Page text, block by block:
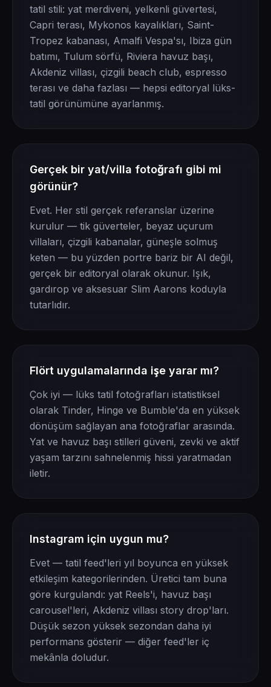
tatil stili: yat merdiveni, yelkenli güvertesi,
Capri terası, Mykonos kayalıkları, Saint-
Tropez kabanası, Amalfi Vespa'sı, Ibiza gün
batımı, Tulum sörfü, Riviera havuz başı,
Akdeniz villası, çizgili beach club, espresso
terası ve daha fazlası — hepsi editoryal lüks-
tatil görünümüne ayarlanmış.
Gerçek bir yat/villa fotoğrafı gibi mi
görünür?
Evet. Her stil gerçek referanslar üzerine
kurulur — tik güverteler, beyaz uçurum
villaları, çizgili kabanalar, güneşle solmuş
keten — bu yüzden portre bariz bir AI değil,
gerçek bir editoryal olarak okunur. Işık,
gardırop ve aksesuar Slim Aarons koduyla
tutarlıdır.
Flört uygulamalarında işe yarar mı?
Çok iyi — lüks tatil fotoğrafları istatistiksel
olarak Tinder, Hinge ve Bumble'da en yüksek
dönüşüm sağlayan ana fotoğraflar arasında.
Yat ve havuz başı stilleri güveni, zevki ve aktif
yaşam tarzını sahnelenmiş hissi yaratmadan
iletir.
Instagram için uygun mu?
Evet — tatil feed'leri yıl boyunca en yüksek
etkileşim kategorilerinden. Üretici tam buna
göre kurgulandı: yat Reels'i, havuz başı
carousel'leri, Akdeniz villası story drop'ları.
Düşük sezon yüksek sezondan daha iyi
performans gösterir — diğer feed'ler iç
mekânla doludur.